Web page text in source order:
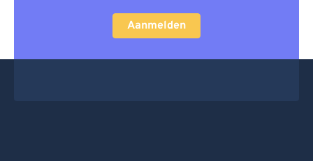
Aanmelden